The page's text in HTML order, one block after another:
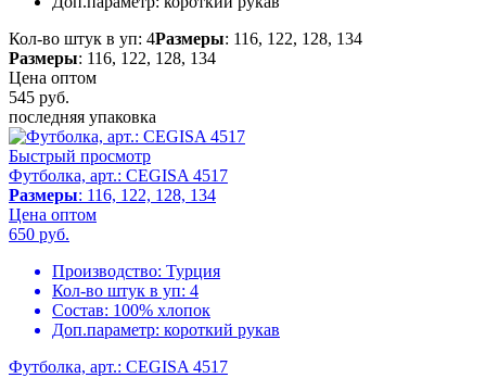
Кол-во штук в уп: 4Размеры: 116, 122, 128, 134
Размеры: 116, 122, 128, 134
Цена оптом
545 руб.
последняя упаковка
Быстрый просмотр
Футболка, арт.: CEGISA 4517
Размеры: 116, 122, 128, 134
Цена оптом
650 руб.
Производство: Турция
Кол-во штук в уп: 4
Состав: 100% хлопок
Доп.параметр: короткий рукав
Футболка, арт.: CEGISA 4517